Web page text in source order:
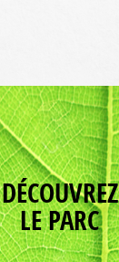
DÉCOUVREZ
LE PARC